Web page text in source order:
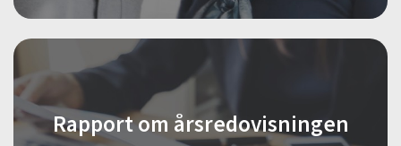
Rapport om årsredovisningen